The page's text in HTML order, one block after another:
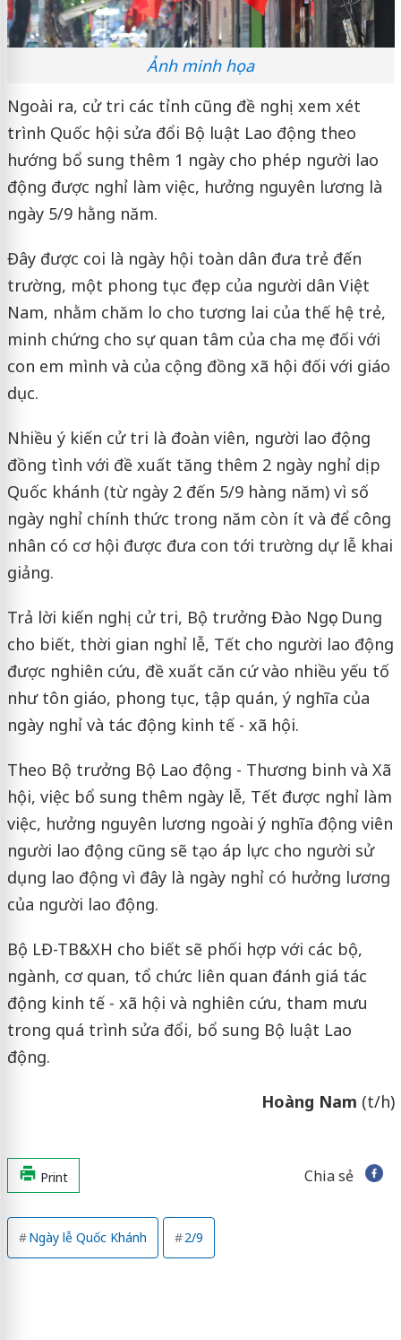
Ảnh minh họa
Ngoài ra, cử tri các tỉnh cũng đề nghị xem xét
trình Quốc hội sửa đổi Bộ luật Lao động theo
hướng bổ sung thêm 1 ngày cho phép người lao
động được nghỉ làm việc, hưởng nguyên lương là
ngày 5/9 hằng năm.
Đây được coi là ngày hội toàn dân đưa trẻ đến
trường, một phong tục đẹp của người dân Việt
Nam, nhằm chăm lo cho tương lai của thế hệ trẻ,
minh chứng cho sự quan tâm của cha mẹ đối với
con em mình và của cộng đồng xã hội đối với giáo
dục.
Nhiều ý kiến cử tri là đoàn viên, người lao động
đồng tình với đề xuất tăng thêm 2 ngày nghỉ dịp
Quốc khánh (từ ngày 2 đến 5/9 hàng năm) vì số
ngày nghỉ chính thức trong năm còn ít và để công
nhân có cơ hội được đưa con tới trường dự lễ khai
giảng.
Trả lời kiến nghị cử tri, Bộ trưởng Đào Ngọc Dung
cho biết, thời gian nghỉ lễ, Tết cho người lao động
được nghiên cứu, đề xuất căn cứ vào nhiều yếu tố
như tôn giáo, phong tục, tập quán, ý nghĩa của
ngày nghỉ và tác động kinh tế - xã hội.
Theo Bộ trưởng Bộ Lao động - Thương binh và Xã
hội, việc bổ sung thêm ngày lễ, Tết được nghỉ làm
việc, hưởng nguyên lương ngoài ý nghĩa động viên
người lao động cũng sẽ tạo áp lực cho người sử
dụng lao động vì đây là ngày nghỉ có hưởng lương
của người lao động.
Bộ LĐ-TB&XH cho biết sẽ phối hợp với các bộ,
ngành, cơ quan, tổ chức liên quan đánh giá tác
động kinh tế - xã hội và nghiên cứu, tham mưu
trong quá trình sửa đổi, bổ sung Bộ luật Lao
động.
Hoàng Nam (t/h)
Print Chia sẻ
Ngày lễ Quốc Khánh 2/9